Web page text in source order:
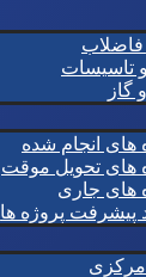
فاضلاب
و تاسیسات
گاز
های انجام شده
های تحویل موقت
های جاری
پیشرفت پروژه ها
مرکزی